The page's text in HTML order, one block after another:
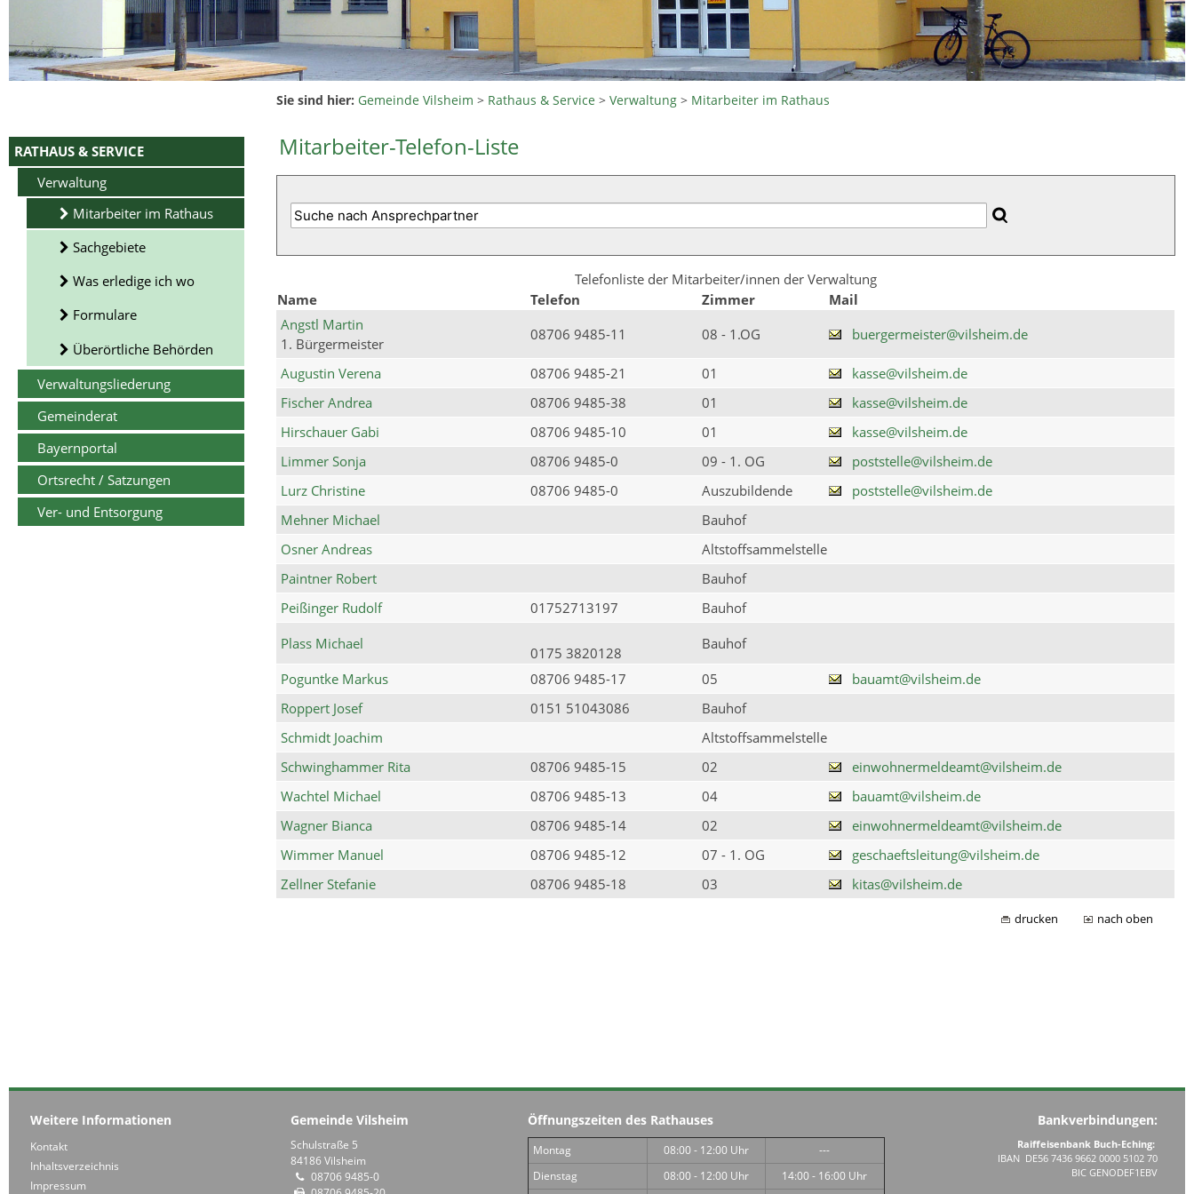
RATHAUS & SERVICE
Verwaltung
Mitarbeiter im Rathaus
Sachgebiete
Was erledige ich wo
Formulare
Überörtliche Behörden
Verwaltungsliederung
Gemeinderat
Bayernportal
Ortsrecht / Satzungen
Ver- und Entsorgung
Sie sind hier: Gemeinde Vilsheim > Rathaus & Service >Verwaltung > Mitarbeiter im Rathaus
Mitarbeiter-Telefon-Liste
Telefonliste der Mitarbeiter/innen der Verwaltung
Name
Telefon Zimmer
Mail
Angstl Martin
1. Bürgermeister
08706 9485-11 08 - 1.OG buergermeister@vilsheim.de
Augustin Verena 08706 9485-21 01
kasse@vilsheim.de
Fischer Andrea
08706 9485-38 01
kasse@vilsheim.de
Hirschauer Gabi
08706 9485-10 01
kasse@vilsheim.de
Limmer Sonja
08706 9485-0 09 - 1. OG
poststelle@vilsheim.de
Lurz Christine
08706 9485-0 Auszubildende
poststelle@vilsheim.de
Mehner Michael
Bauhof
Osner Andreas
Altstoffsammelstelle
Paintner Robert
Bauhof
Peißinger Rudolf
01752713197
Bauhof
Plass Michael
0175 3820128
Bauhof
Poguntke Markus
08706 9485-17 05
bauamt@vilsheim.de
Roppert Josef
0151 51043086
Bauhof
Schmidt Joachim
Altstoffsammelstelle
Schwinghammer Rita
08706 9485-15 02
einwohnermeldeamt@vilsheim.de
Wachtel Michael
08706 9485-13 04
bauamt@vilsheim.de
Wagner Bianca
08706 9485-14 02
einwohnermeldeamt@vilsheim.de
Wimmer Manuel
08706 9485-12 07 - 1. OG
geschaeftsleitung@vilsheim.de
Zellner Stefanie
08706 9485-18 03 kitas@vilsheim.de
drucken nach oben
Weitere Informationen
Kontakt
Inhaltsverzeichnis
Impressum
Gemeinde Vilsheim
Schulstraße 5
84186 Vilsheim
08706 9485-0
Öffnungszeiten des Rathauses
Montag 08:00 - 12:00 Uhr
---
Dienstag
08:00 - 12:00 Uhr
14:00 - 16:00 Uhr
Bankverbindungen:
Raiffeisenbank Buch-Eching:
IBAN DE56 7436 9662 0000 5102 70
BIC GENODEF1EBV